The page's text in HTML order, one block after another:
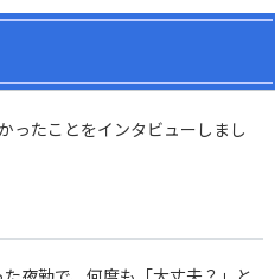
ったことをインタビューしまし